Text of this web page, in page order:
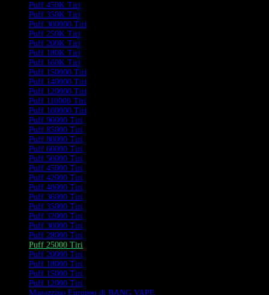
Puff 450K Tiri
Puff 350K Tiri
Puff 300000 Tiri
Puff 250K Tiri
Puff 200K Tiri
Puff 180K Tiri
Puff 160K Tiri
Puff 150000 Tiri
Puff 140000 Tiri
Puff 120000 Tiri
Puff 110000 Tiri
Puff 100000 Tiri
Puff 90000 Tiri
Puff 85000 Tiri
Puff 80000 Tiri
Puff 60000 Tiri
Puff 50000 Tiri
Puff 45000 Tiri
Puff 42000 Tiri
Puff 40000 Tiri
Puff 36000 Tiri
Puff 35000 Tiri
Puff 32000 Tiri
Puff 30000 Tiri
Puff 28000 Tiri
Puff 25000 Tiri
Puff 20000 Tiri
Puff 18000 Tiri
Puff 15000 Tiri
Puff 12000 Tiri
Magazzino Europeo di BANG VAPE